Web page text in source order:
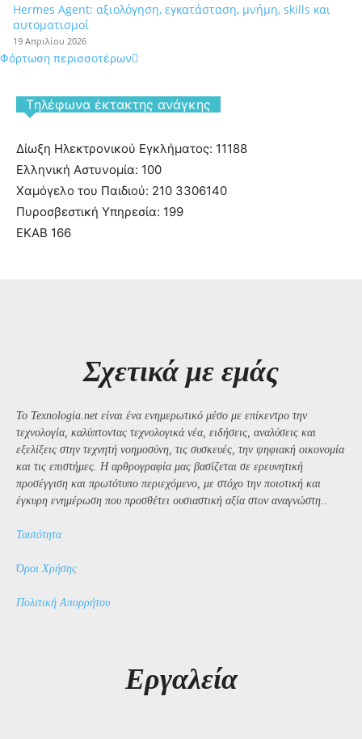
Hermes Agent: αξιολόγηση, εγκατάσταση, μνήμη, skills και
αυτοματισμοί
19 Απριλίου 2026
Φόρτωση περισσοτέρων
Tηλέφωνα έκτακτης ανάγκης
Δίωξη Ηλεκτρονικού Εγκλήματος: 11188
Ελληνική Αστυνομία: 100
Χαμόγελο του Παιδιού: 210 3306140
Πυροσβεστική Υπηρεσία: 199
ΕΚΑΒ 166
Σχετικά με εμάς
Το Texnologia.net είναι ένα ενημερωτικό μέσο με επίκεντρο την
τεχνολογία, καλύπτοντας τεχνολογικά νέα, ειδήσεις, αναλύσεις και
εξελίξεις στην τεχνητή νοημοσύνη, τις συσκευές, την ψηφιακή οικονομία
και τις επιστήμες. Η αρθρογραφία μας βασίζεται σε ερευνητική
προσέγγιση και πρωτότυπο περιεχόμενο, με στόχο την ποιοτική και
έγκυρη ενημέρωση που προσθέτει ουσιαστική αξία στον αναγνώστη..
Ταυτότητα
Όροι Χρήσης
Πολιτική Απορρήτου
Εργαλεία